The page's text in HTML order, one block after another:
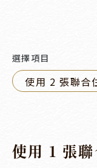
選擇項目
使用 2 張聯合
使用 1 張